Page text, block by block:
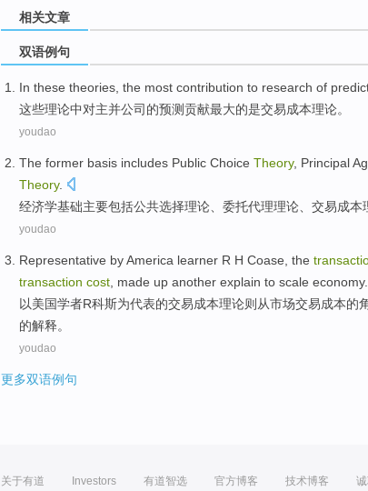
相关文章
双语例句
In these theories, the most contribution to research of
这些理论中对主并公司 的预测贡献最大的是交易成本理论。
youdao
The former basis includes Public Choice Theory, Principal
Theory.
经济学基础主要包括公共选择理论 委托代理理论、 交易成本
youdao
Representative byAmerica learner R H Coase the
transaction cost made up another explain to scale economy.
以美国学者R科斯为代表的交易成本理论则 从市场交易成本的
的解释。
youdao
更多双语例句
关于有道 Investors 有道智选 官方博客 技术博客